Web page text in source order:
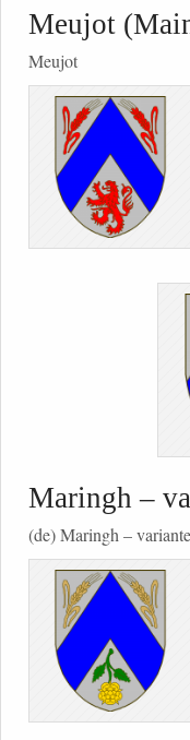
Meujot
Meujot
Maringh –
(de) Maringh –